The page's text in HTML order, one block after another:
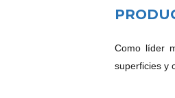
Como líder
superficies y